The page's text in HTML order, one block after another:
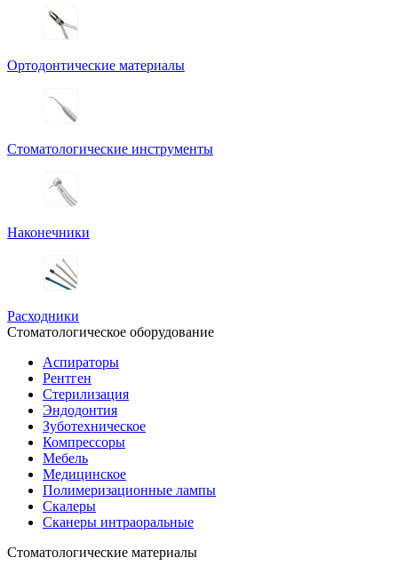
Ортодонтические материалы
Стоматологические инструменты
Наконечники
Расходники
Стоматологическое оборудование
Аспираторы
Рентген
Стерилизация
Эндодонтия
Зуботехническое
Компрессоры
Мебель
Медицинское
Полимеризационные лампы
Скалеры
Сканеры интраоральные
Стоматологические материалы